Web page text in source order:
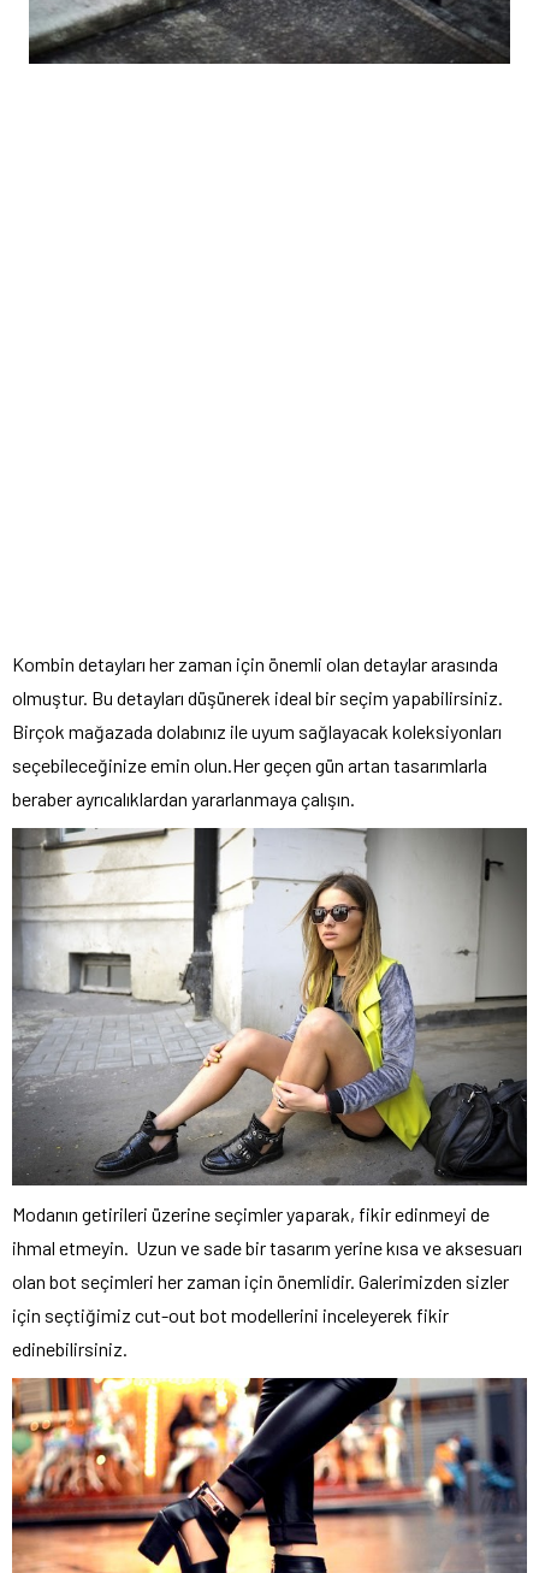
Kombin detayları her zaman için önemli olan detaylar arasında
olmuştur. Bu detayları düşünerek ideal bir seçim yapabilirsiniz.
Birçok mağazada dolabınız ile uyum sağlayacak koleksiyonları
seçebileceğinize emin olun.Her geçen gün artan tasarımlarla
beraber ayrıcalıklardan yararlanmaya çalışın.
Modanın getirileri üzerine seçimler yaparak, fikir edinmeyi de
ihmal etmeyin. Uzun ve sade bir tasarım yerine kısa ve aksesuarı
olan bot seçimleri her zaman için önemlidir. Galerimizden sizler
için seçtiğimiz cut-out bot modellerini inceleyerek fikir
edinebilirsiniz.